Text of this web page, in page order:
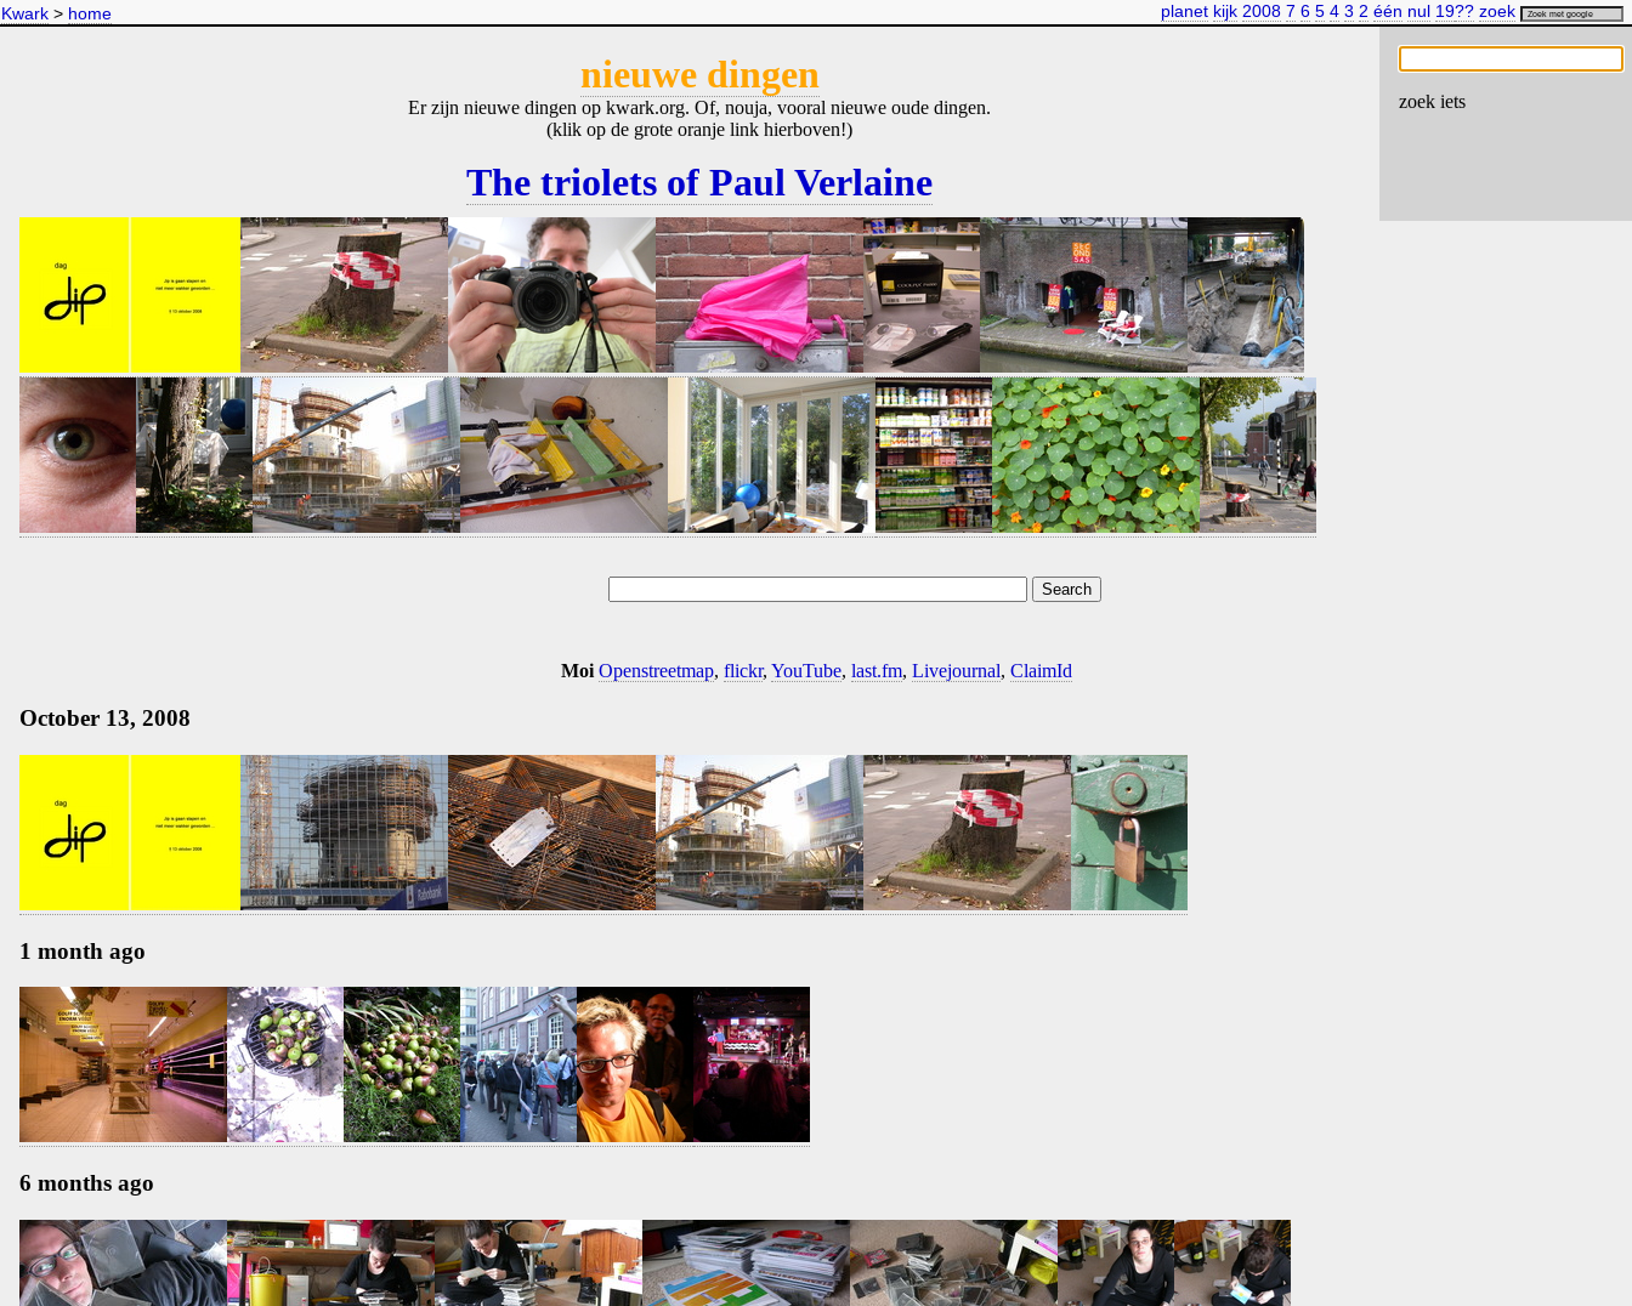
Kwark > home planet kijk 2008 7 6 5 4 3 2 één nul 19?? zoek
zoek iets
nieuwe dingen
Er zijn nieuwe dingen op kwark.org. Of, nouja, vooral nieuwe oude dingen.
(klik op de grote oranje link hierboven!)
The triolets of Paul Verlaine
Moi Openstreetmap, flickr, YouTube, last.fm, Livejournal, ClaimId
October 13, 2008
1 month ago
6 months ago